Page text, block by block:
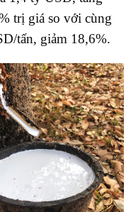
trị giá so với cùng
tấn, giảm 18,6%.